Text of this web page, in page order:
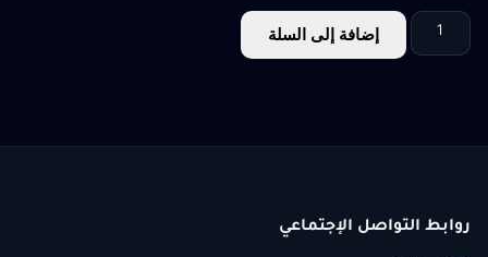
إضافة إلى السلة
روابط التواصل الإجتماعي